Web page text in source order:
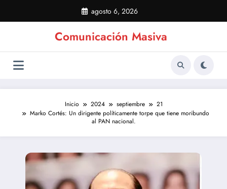
contenido
agosto 6, 2026
Comunicación Masiva
Inicio 2024 septiembre
21
Marko Cortés: Un dirigente políticamente torpe que tiene moribundo
al PAN nacional.